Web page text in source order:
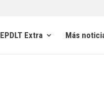
EPDLT Extra Más